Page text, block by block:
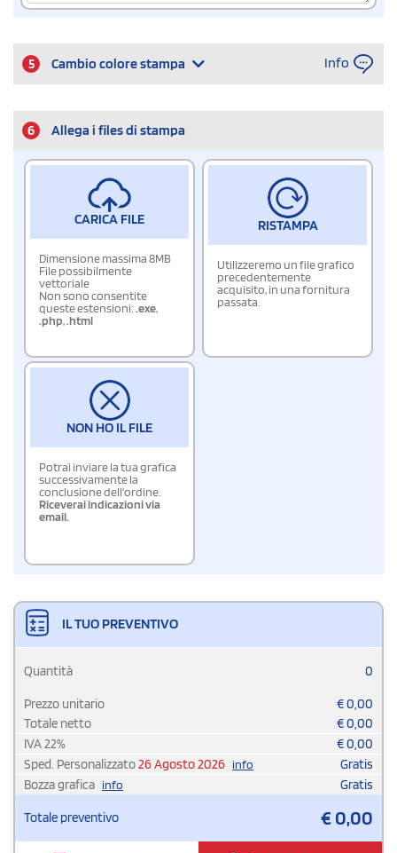
5 Cambio colore stampa Info
6 Allega i files di stampa
CARICA FILE
Dimensione massima 8MB
File possibilmente
vettoriale
Non sono consentite
queste estensioni:.exe,
.php,.html
RISTAMPA
Utilizzeremo un file grafico
precedentemente
acquisito, in una fornitura
passata.
NON HO IL FILE
Potrai inviare la tua grafica
successivamente la
conclusione dell'ordine.
Riceverai indicazioni via
email.
IL TUO PREVENTIVO
Quantità 0
Prezzo unitario €0,00
Totale netto
€0,00
IVA22% €0,00
Sped. Personalizzato26 Agosto 2026 info
Gratis
Bozza grafica info Gratis
Totale preventivo €0,00